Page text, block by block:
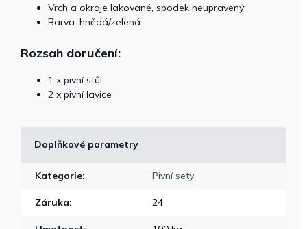
Vrch a okraje lakované, spodek neupravený
Barva: hnědá/zelená
Rozsah doručení:
1 x pivní stůl
2 x pivní lavice
Doplňkové parametry
Kategorie: Pivní sety
Záruka: 24